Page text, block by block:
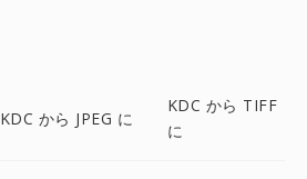
KDC から JPEG に
KDC から TIFF
に